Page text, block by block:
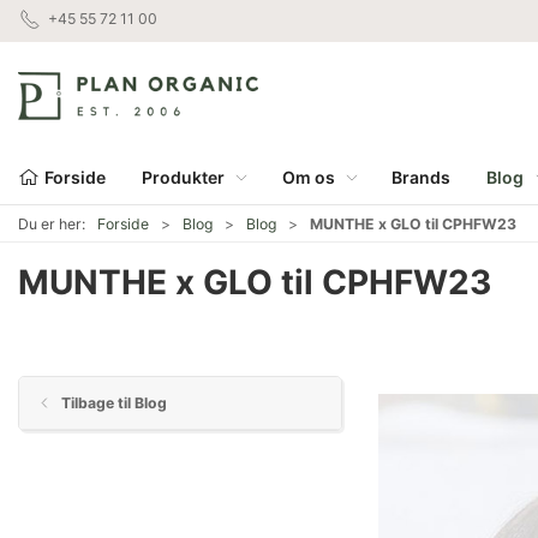
+45 55 72 11 00
Forside Produkter Om os Brands Blog
Du er her: Forside Blog Blog MUNTHE x GLO til CPHFW23
MUNTHE x GLO til CPHFW23
Tilbage til Blog